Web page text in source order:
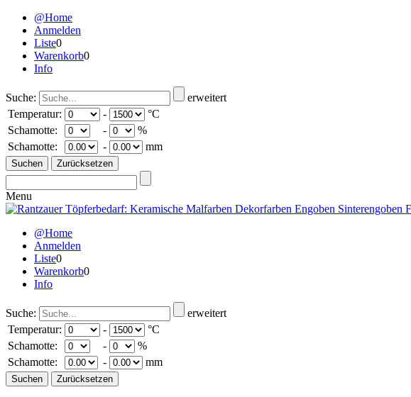
@Home
Anmelden
Liste0
Warenkorb0
Info
Suche:
erweitert
Temperatur:
-
°C
Schamotte:
-
%
Schamotte:
- mm
Menu
@Home
Anmelden
Liste0
Warenkorb0
Info
Suche:
erweitert
Temperatur:
-
°C
Schamotte:
-
%
Schamotte:
- mm